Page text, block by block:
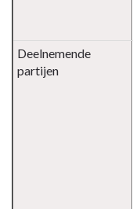
Deelnemende
partijen